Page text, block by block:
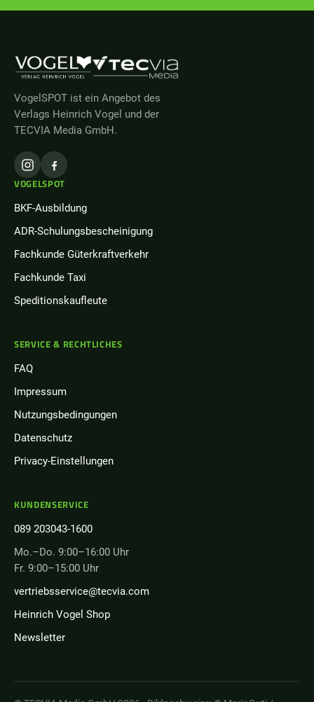
VogelSPOT ist ein Angebot des
Verlags Heinrich Vogel und der
TECVIA Media GmbH.
VOGELSPOT
BKF-Ausbildung
ADR-Schulungsbescheinigung
Fachkunde Güterkraftverkehr
Fachkunde Taxi
Speditionskaufleute
SERVICE & RECHTLICHES
FAQ
Impressum
Nutzungsbedingungen
Datenschutz
Privacy-Einstellungen
KUNDENSERVICE
089 203043-1600
Mo.–Do. 9:00–16:00 Uhr
Fr. 9:00–15:00 Uhr
vertriebsservice@tecvia.com
Heinrich Vogel Shop
Newsletter